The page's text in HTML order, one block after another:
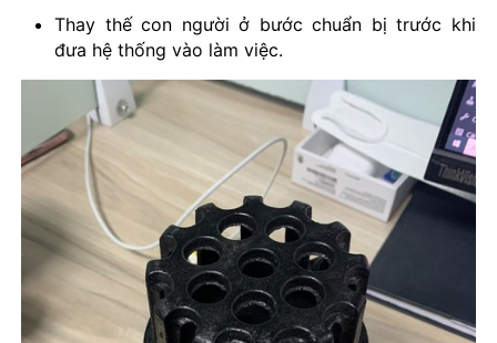
Thay thế con người ở bước chuẩn bị trước khi
đưa hệ thống vào làm việc.